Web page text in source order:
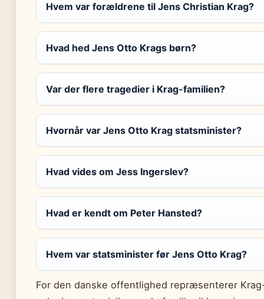
Hvem var forældrene til Jens Christian Krag?
Hvad hed Jens Otto Krags børn?
Var der flere tragedier i Krag-familien?
Hvornår var Jens Otto Krag statsminister?
Hvad vides om Jess Ingerslev?
Hvad er kendt om Peter Hansted?
Hvem var statsminister før Jens Otto Krag?
For den danske offentlighed repræsenterer